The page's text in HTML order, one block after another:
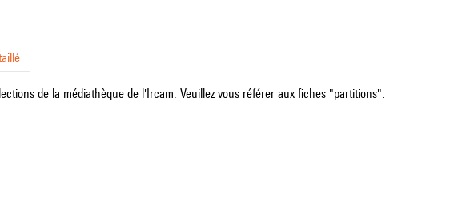
de la médiathèque de l'Ircam. Veuillez vous référer aux fiches "partitions".